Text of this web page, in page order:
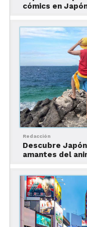
Cuenta con un
grados, donde es
se admiran las
Este es el paseo
un primer
cómics en
Redacción
Descubre
amantes del